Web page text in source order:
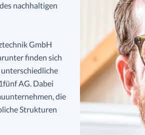
nachhaltigen
GmbH
finden sich
AG. Dabei
die
Strukturen